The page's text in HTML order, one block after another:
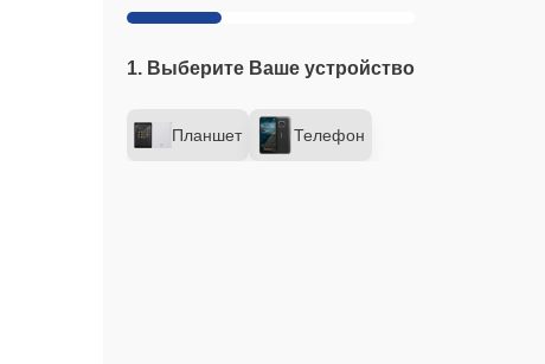
1. Выберите Ваше устройство
Планшет Телефон